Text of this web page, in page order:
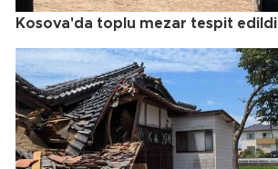
Kosova'da toplu mezar tespit edildi